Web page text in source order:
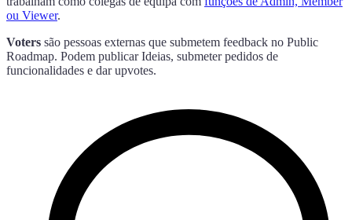
ou Viewer.
Voters são pessoas externas que submetem feedback no Public
Roadmap. Podem publicar Ideias, submeter pedidos de
funcionalidades e dar upvotes.